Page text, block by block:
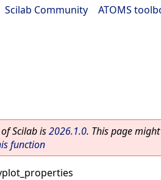
Scilab Community ATOMS
Scilab is2026.1.0. This page
function